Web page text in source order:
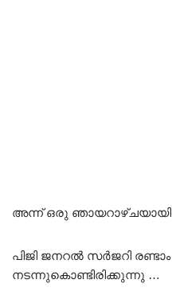
അന്ന് ഒരു
പിജി ജനറൽ സർജറി
നടന്നുകൊണ്ടിരിക്കുന്നു …